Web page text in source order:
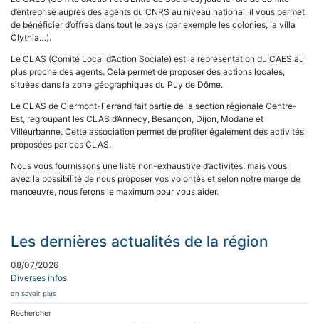
d’entreprise auprès des agents du CNRS au niveau national, il vous permet
de bénéficier d’offres dans tout le pays (par exemple les colonies, la villa
Clythia…).
Le CLAS (Comité Local d’Action Sociale) est la représentation du CAES au
plus proche des agents. Cela permet de proposer des actions locales,
situées dans la zone géographiques du Puy de Dôme.
Le CLAS de Clermont-Ferrand fait partie de la section régionale Centre-
Est, regroupant les CLAS d’Annecy, Besançon, Dijon, Modane et
Villeurbanne. Cette association permet de profiter également des activités
proposées par ces CLAS.
Nous vous fournissons une liste non-exhaustive d’activités, mais vous
avez la possibilité de nous proposer vos volontés et selon notre marge de
manœuvre, nous ferons le maximum pour vous aider.
Les dernières actualités de la région
08/07/2026
Diverses infos
en savoir plus
Rechercher